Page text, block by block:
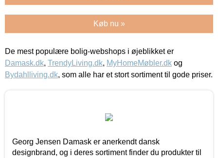
Køb nu »
De mest populære bolig-webshops i øjeblikket er
Damask.dk, TrendyLiving.dk, MyHomeMøbler.dk og
Bydahlliving.dk, som alle har et stort sortiment til gode priser.
Georg Jensen Damask er anerkendt dansk
designbrand, og i deres sortiment finder du produkter til